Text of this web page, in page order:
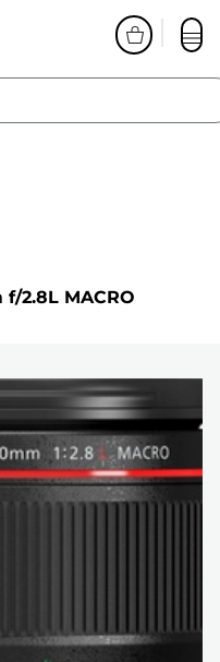
2.8L MACRO